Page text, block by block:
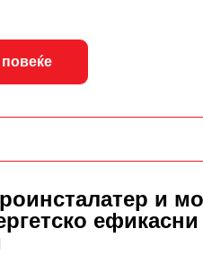
и
ефикасни